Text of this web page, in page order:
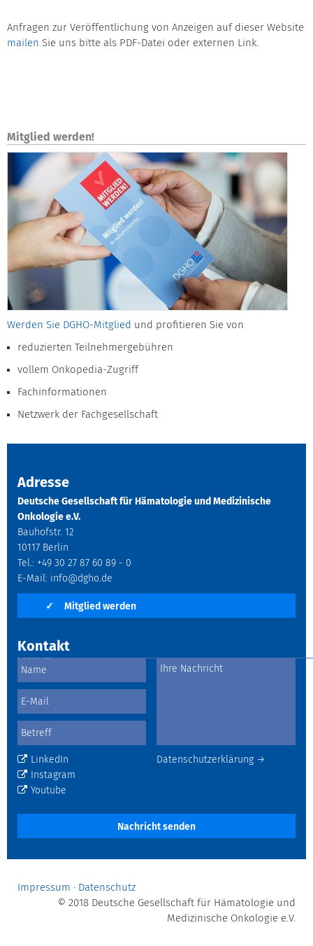
Anfragen zur Veröffentlichung von Anzeigen auf dieser Website
mailen Sie uns bitte als PDF-Datei oder externen Link.
Mitglied werden!
Werden Sie DGHO-Mitglied und profitieren Sie von
reduzierten Teilnehmergebühren
vollem Onkopedia-Zugriff
Fachinformationen
Netzwerk der Fachgesellschaft
Adresse
Deutsche Gesellschaft für Hämatologie und Medizinische
Onkologie e.V.
Bauhofstr. 12
10117 Berlin
Tel.: +49 30 27 87 60 89 - 0
E-Mail: info@dgho.de
✓ Mitglied werden
Kontakt
Datenschutzerklärung →
LinkedIn
Instagram
Youtube
Nachricht senden
Impressum · Datenschutz
© 2018 Deutsche Gesellschaft für Hämatologie und
Medizinische Onkologie e.V.